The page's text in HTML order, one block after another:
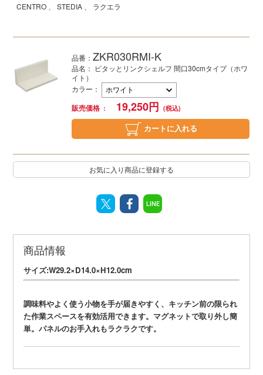
CENTRO
STEDIA ラクエラ
品番：ZKR030RMI-K
品名： ピタッとリンクシェルフ 間口30cmタイプ（ホワ
イト）
カラー ：
販売価格
19,250円
カートに入れる
お気に入り商品に登録する
LINE
商品情報
サイズ:W29.2×D14.0×H12.0cm
調味料やよく使う小物を手が届きやすく、キッチン前の限られ
た作業スペースを有効活用できます。マグネットで取り外し簡
単。パネルのお手入れもラクラクです。